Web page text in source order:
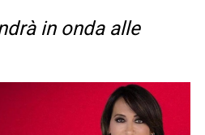
in onda alle